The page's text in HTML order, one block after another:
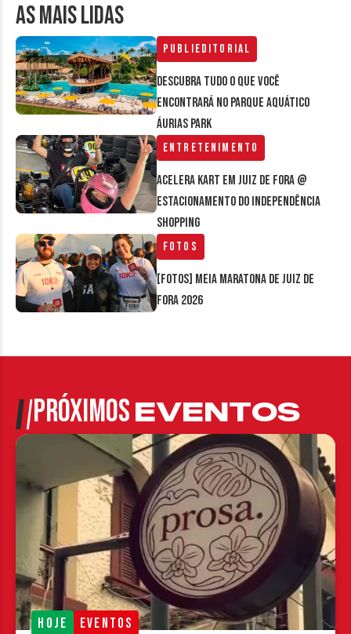
AS MAIS LIDAS
Publieditorial
Descubra tudo o que você
encontrará no parque aquático
Áurias Park
Entretenimento
Acelera Kart em Juiz de Fora @
estacionamento do Independência
Shopping
Fotos
[FOTOS] Meia Maratona de Juiz de
Fora 2026
PRÓXIMOSEVENTOS
HOJE EVENTOS